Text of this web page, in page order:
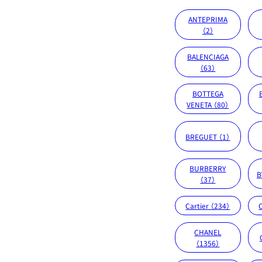
ANTEPRIMA
（2）
BALENCIAGA
（63）
BOTTEGA
VENETA （80）
BREGUET （1）
BURBERRY
（37）
Cartier （234）
CHANEL
（1356）